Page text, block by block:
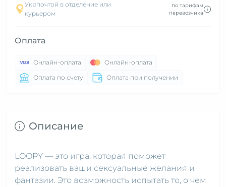
Укрпочтой в отделение или
курьером
по тарифам
перевозчика
Оплата
Онлайн-оплата
Онлайн-оплата
Оплата по счету
Оплата при получении
Описание
LOOPY — это игра, которая поможет
реализовать ваши сексуальные желания и
фантазии. Это возможность испытать то, о чем